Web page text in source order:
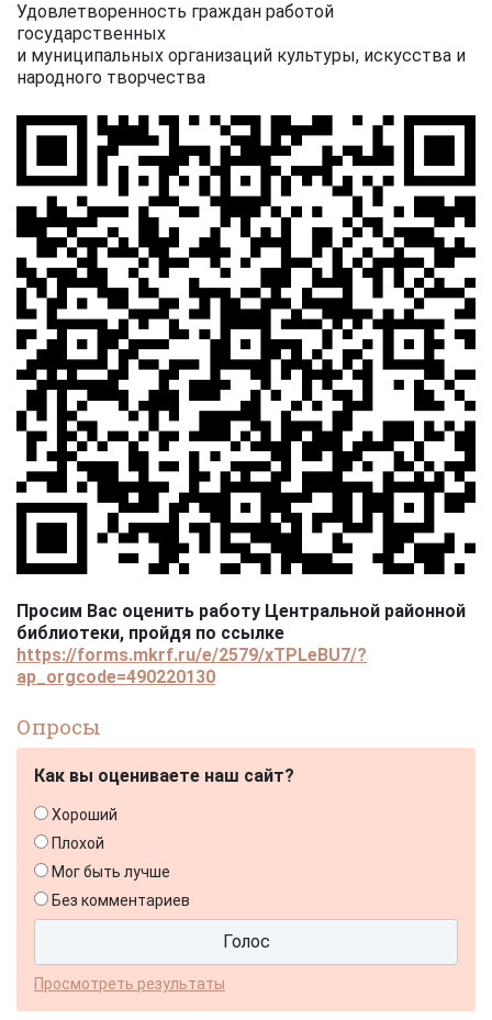
Удовлетворенность граждан работой
государственных
и муниципальных организаций культуры, искусства и
народного творчества
Просим Вас оценить работу Центральной районной
библиотеки, пройдя по ссылке
https://forms.mkrf.ru/e/2579/xTPLeBU7/?
ap_orgcode=490220130
Опросы
Как вы оцениваете наш сайт?
Хороший
Плохой
Мог быть лучше
Без комментариев
Просмотреть результаты